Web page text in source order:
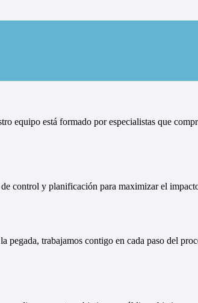
equipo está formado por especialistas que
control y planificación para maximizar el
trabajamos contigo en cada paso del